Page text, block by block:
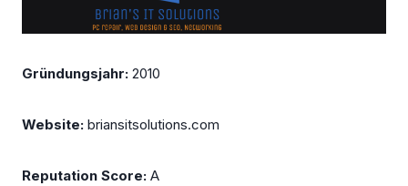
Gründungsjahr: 2010
Website: briansitsolutions.com
Reputation Score: A